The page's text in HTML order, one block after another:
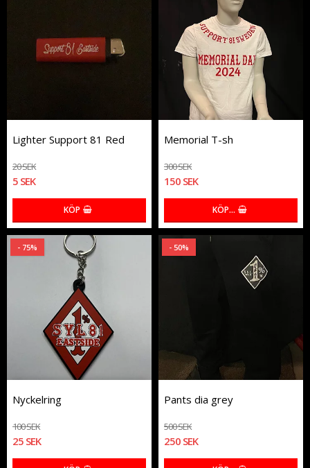
Lighter Support 81 Red
20 SEK
5 SEK
KÖP
Memorial T-sh
300 SEK
150 SEK
KÖP…
- 75%
Nyckelring
100 SEK
25 SEK
- 50%
Pants dia grey
500 SEK
250 SEK